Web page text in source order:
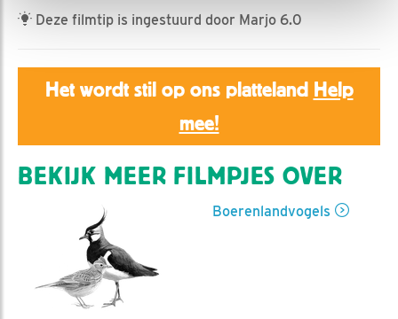
Deze filmtip is ingestuurd door Marjo 6.0
Het wordt stil op ons platteland Help
mee!
BEKIJK MEER FILMPJES OVER
Boerenlandvogels